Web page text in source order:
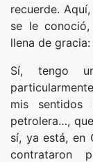
recuerde.
se le
llena de gracia:
Sí, tengo
mis sentidos
petrolera…,
sí, ya está, en
contrataron